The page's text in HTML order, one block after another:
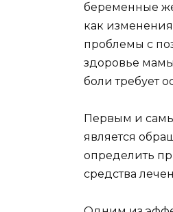
беременные
как
проблемы с
здоровье
боли требует
Первым и
является
определить
средства